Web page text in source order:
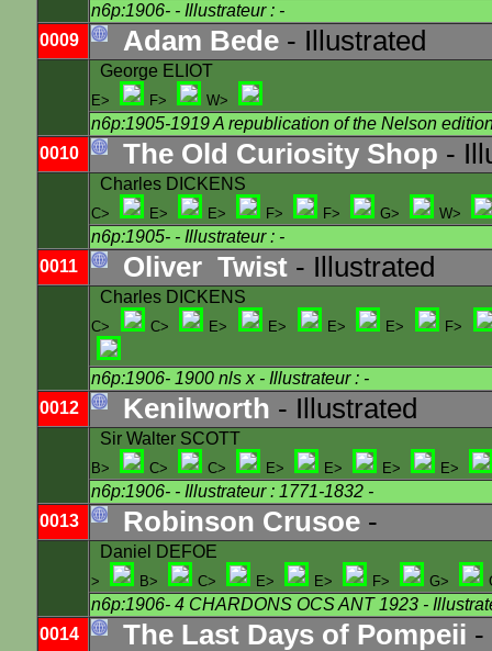
n6p:1906- - Illustrateur : -
0009
Adam Bede - Illustrated
George ELIOT
E> F> W>
n6p:1905-1919 A republication of the Nelson
0010
The Old Curiosity Shop -
Charles DICKENS
C> E> E> F> F> G> W>
n6p:1905- - Illustrateur : -
0011
Oliver Twist - Illustrated
Charles DICKENS
C> C> E> E> E> E> F>
n6p:1906- 1900 nls x- Illustrateur : -
0012
Kenilworth - Illustrated
Sir Walter SCOTT
B> C> C> E> E> E> E>
n6p:1906- - Illustrateur : 1771-1832 -
0013
Robinson Crusoe -
Daniel DEFOE
> B> C> E> E> F> G>
n6p:1906- 4 CHARDONS OCS ANT 1923 -
0014
The Last Days of Pompeii -